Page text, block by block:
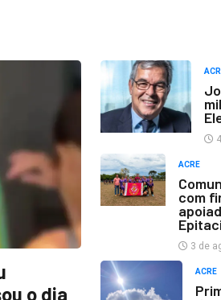
o dia
ACRE
com
3 de
ACRE